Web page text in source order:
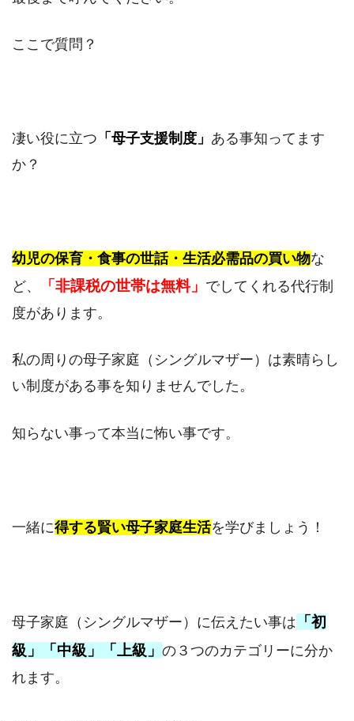
ここで質問？
凄い役に立つ 「母子支援制度」 ある事知ってます
か？
幼児の保育・食事の世話・生活必需品の買い物な
ど、
「非課税の世帯は無料」 でしてくれる代行制
度があります。
私の周りの母子家庭（シングルマザー）は素晴らし
い制度がある事を知りませんでした。
知らない事って本当に怖い事です。
一緒に得する賢い母子家庭生活を学びましょう！
母子家庭（シングルマザー）に伝えたい事は 「初
級」「中級」「上級」 の３つのカテゴリーに分か
れます。